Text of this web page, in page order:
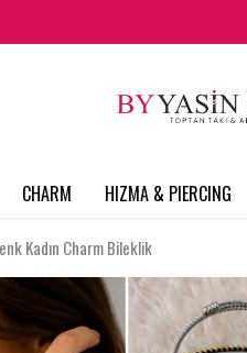
CHARM HIZMA & PIERCING
Kadın Charm Bileklik